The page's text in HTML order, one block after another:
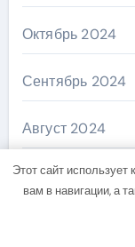
Октябрь 2024
Сентябрь 2024
Август 2024
Июль 2024
Этот сайт
вам в навигации, а